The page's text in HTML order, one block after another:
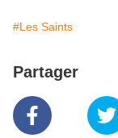
#Les Saints
Partager